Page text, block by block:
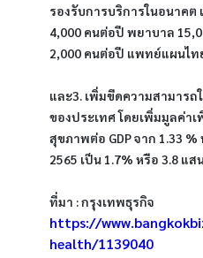
รองรับการบริการในอนาคต
4,000 คนต่อปี พยาบาล
2,000 คนต่อปี แพทย์แผนไท
และ3. เพิ่มขีดความสามารถ
ของประเทศ โดยเพิ่มมูลค่า
สุขภาพต่อ GDP จาก 1.33
2565 เป็น 1.7% หรือ 3.8 แ
https://
health/1139040